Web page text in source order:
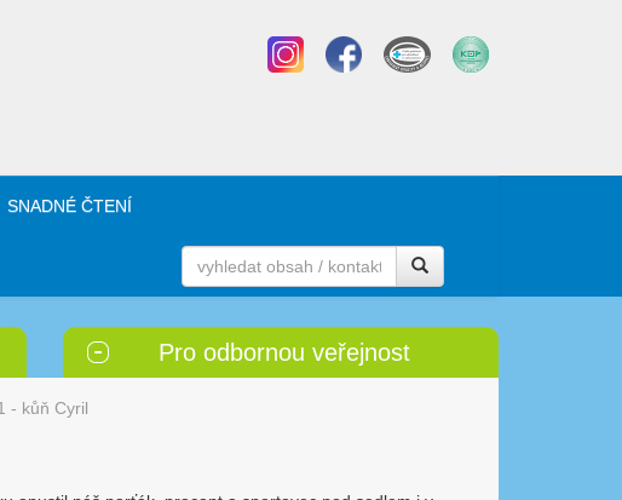
SNADNÉ ČTENÍ
Pro odbornou veřejnost
- kůň Cyril